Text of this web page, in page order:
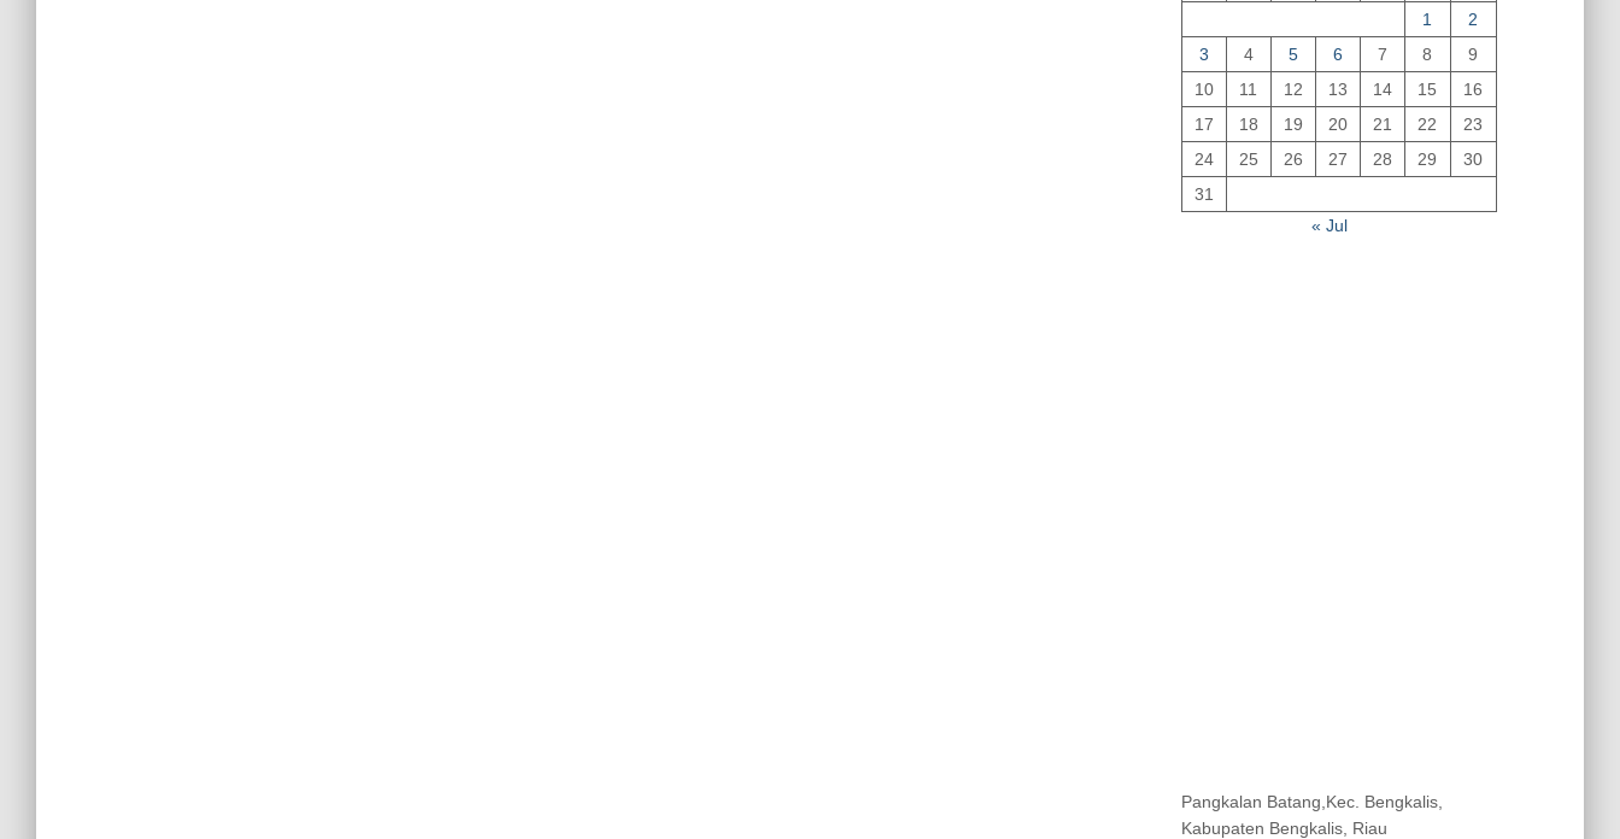
1
2
3
4 5 6 7 8
9
10
11 12 13 14 15
16
17
18 19 20 21 22
23
24
25 26 27 28 29
30
31
« Jul
Pangkalan Batang,Kec. Bengkalis,
Kabupaten Bengkalis, Riau